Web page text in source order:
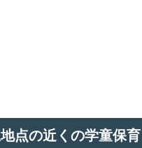
点の近くの学童保育